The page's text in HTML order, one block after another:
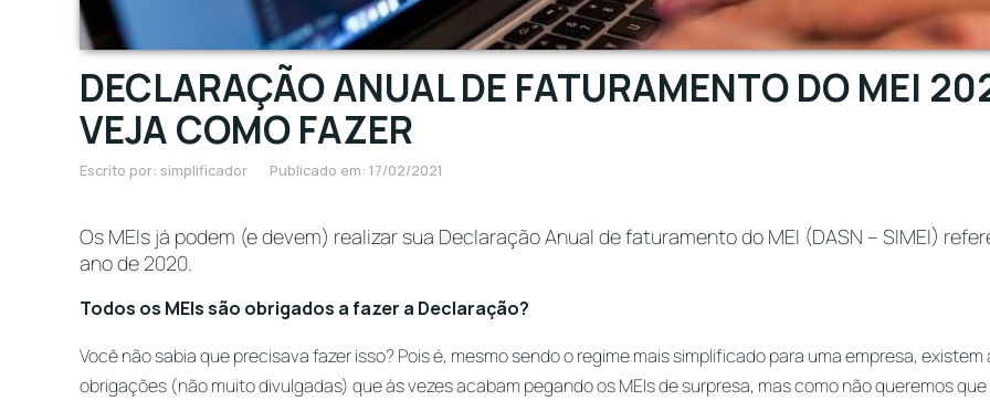
DECLARAÇÃO ANUAL DE FATURAMENTO DO MEI
VEJA COMO FAZER
Escrito por: simplificador Publicado em: 17/02/2021
Os MEIs já podem (e devem) realizar sua Declaração Anual de faturamento do MEI (DASN – SIMEI)
ano de 2020.
Todos os MEIs são obrigados a fazer a Declaração?
Você não sabia que precisava fazer isso? Pois é, mesmo sendo o regime mais simplificado para uma empresa, existem
obrigações (não muito divulgadas) que às vezes acabam pegando os MEIs de surpresa, mas como não queremos